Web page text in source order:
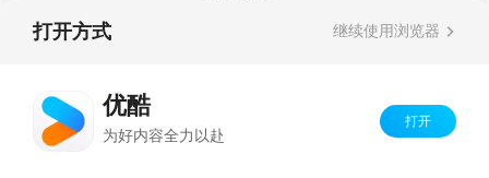
暂无评论
打开方式 继续使用浏览器
优酷
为好内容全力以赴
打开